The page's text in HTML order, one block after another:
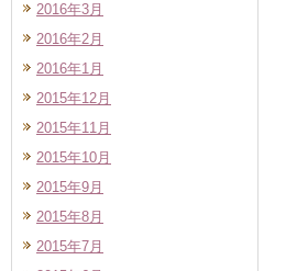
2016年3月
2016年2月
2016年1月
2015年12月
2015年11月
2015年10月
2015年9月
2015年8月
2015年7月